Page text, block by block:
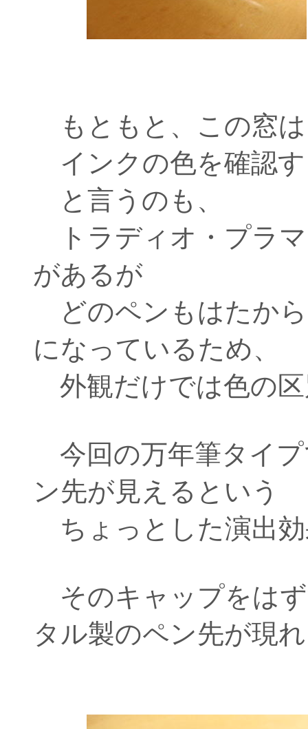
もともと、この窓
インクの色を確認
と言うのも、
トラディオ・プラ
があるが
どのペンもはたか
になっているため、
外観だけでは色の
今回の万年筆タイ
ン先が見えるという
ちょっとした演出
そのキャップをは
タル製のペン先が現